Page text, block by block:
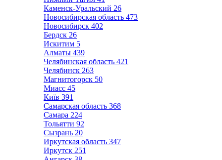
Каменск-Уральский 26
Новосибирская область 473
Новосибирск 402
Бердск 26
Искитим 5
Алматы 439
Челябинская область 421
Челябинск 263
Магнитогорск 50
Миасс 45
Київ 391
Самарская область 368
Самара 224
Тольятти 92
Сызрань 20
Иркутская область 347
Иркутск 251